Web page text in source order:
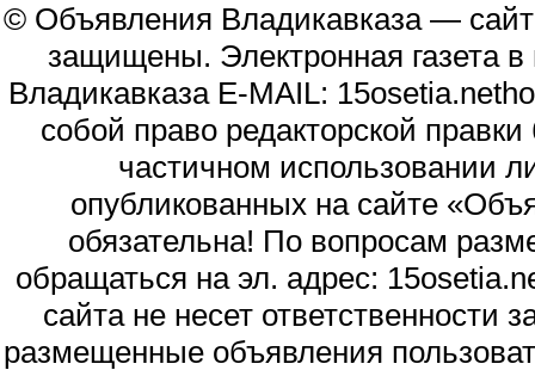
© Объявления Владикавказа —
защищены. Электронная газета
Владикавказа E-MAIL:
собой право редакторской
частичном использовании
опубликованных на сайте
обязательна! По вопросам
обращаться на эл. адрес:
сайта не несет
размещенные объявления